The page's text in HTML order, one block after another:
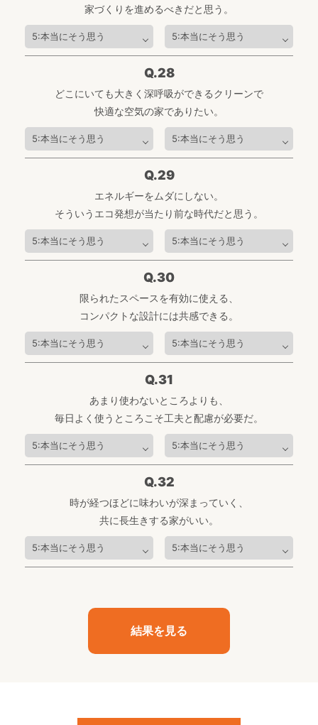
家づくりを進めるべきだと思う。
Q.28
どこにいても大きく深呼吸ができるクリーンで
快適な空気の家でありたい。
Q.29
エネルギーをムダにしない。
そういうエコ発想が当たり前な時代だと思う。
Q.30
限られたスペースを有効に使える、
コンパクトな設計には共感できる。
Q.31
あまり使わないところよりも、
毎日よく使うところこそ工夫と配慮が必要だ。
Q.32
時が経つほどに味わいが深まっていく、
共に長生きする家がいい。
結果を見る